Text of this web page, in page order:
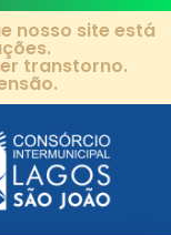
nosso site está
transtorno.